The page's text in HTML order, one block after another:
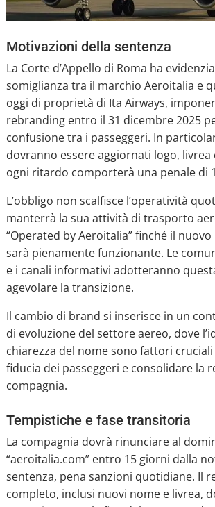
Motivazioni della sentenza
La Corte d’Appello di Roma ha
somiglianza tra il marchio Aeroitalia e
oggi di proprietà di Ita Airways,
rebranding entro il 31 dicembre 2025
confusione tra i passeggeri. In
dovranno essere aggiornati logo,
ogni ritardo comporterà una penale di
L’obbligo non scalfisce l’operatività
manterrà la sua attività di trasporto
“Operated by Aeroitalia” finché il
sarà pienamente funzionante. Le
e i canali informativi adotteranno
agevolare la transizione.
Il cambio di brand si inserisce in un
di evoluzione del settore aereo, dove
chiarezza del nome sono fattori
fiducia dei passeggeri e consolidare la
compagnia.
Tempistiche e fase transitoria
La compagnia dovrà rinunciare al
“aeroitalia.com” entro 15 giorni dalla
sentenza, pena sanzioni quotidiane. Il
completo, inclusi nuovi nome e livrea,